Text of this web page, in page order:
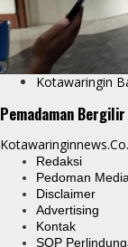
Kotawaringin
Pemadaman
Redaksi
Pedoman
Disclaimer
Advertising
Kontak
SOP